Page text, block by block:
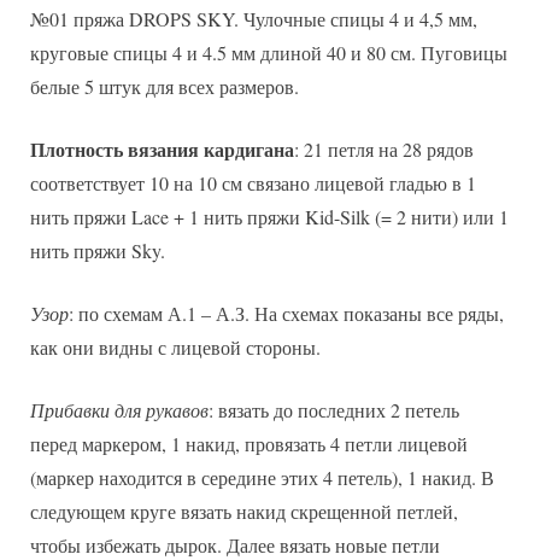
№01 пряжа DROPS SKY. Чулочные спицы 4 и 4,5 мм,
круговые спицы 4 и 4.5 мм длиной 40 и 80 см. Пуговицы
белые 5 штук для всех размеров.
Плотность вязания кардигана: 21 петля на 28 рядов
соответствует 10 на 10 см связано лицевой гладью в 1
нить пряжи Lace + 1 нить пряжи Kid-Silk (= 2 нити) или 1
нить пряжи Sky.
Узор: по схемам А.1 – А.З. На схемах показаны все ряды,
как они видны с лицевой стороны.
Прибавки для рукавов: вязать до последних 2 петель
перед маркером, 1 накид, провязать 4 петли лицевой
(маркер находится в середине этих 4 петель), 1 накид. В
следующем круге вязать накид скрещенной петлей,
чтобы избежать дырок. Далее вязать новые петли